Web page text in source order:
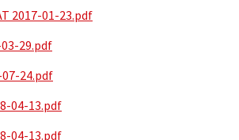
2017-01-23.pdf
03-29.pdf
07-24.pdf
04-13.pdf
04-13.pdf